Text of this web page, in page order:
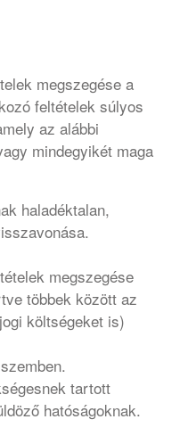
megszegése a
feltételek súlyos
az alábbi
mindegyikét maga
haladéktalan,
megszegése
többek között az
költségeket is)
tartott
hatóságoknak.